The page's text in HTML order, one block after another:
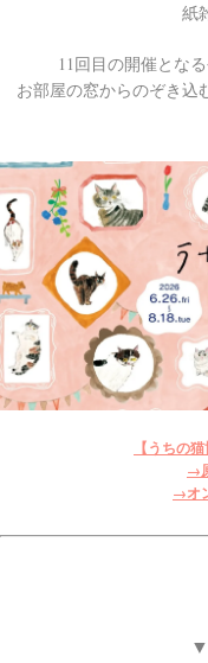
紙
11回目の開催とな
お部屋の窓からのぞき込
【うちの
→
→オ